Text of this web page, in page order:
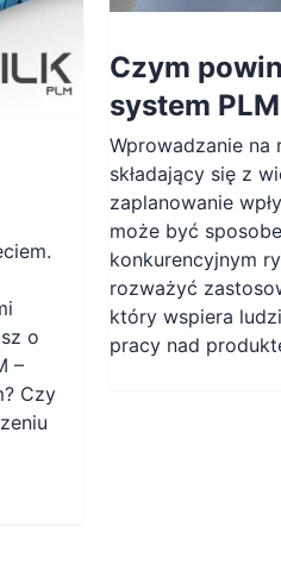
Czym
system
Wprowadzanie
składający się z
zaplanowanie
może być
konkurencyjnym
rozważyć
który wspiera
pracy nad
o
–
Czy